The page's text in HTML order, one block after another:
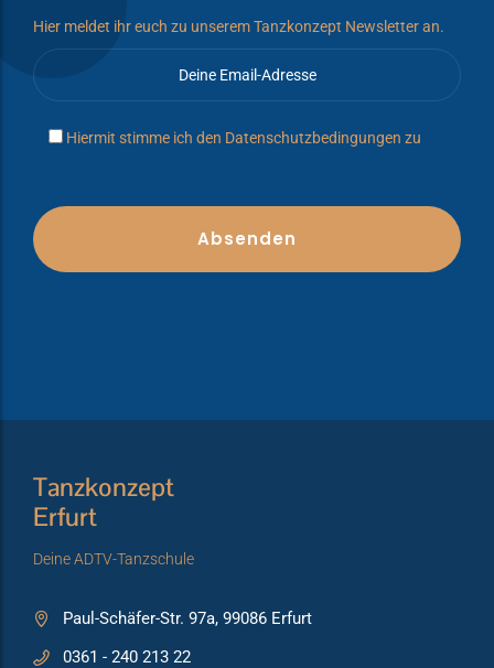
Hier meldet ihr euch zu unserem Tanzkonzept Newsletter an.
Hiermit stimme ich den Datenschutzbedingungen zu
Tanzkonzept
Erfurt
Deine ADTV-Tanzschule
Paul-Schäfer-Str. 97a, 99086 Erfurt
0361 - 240 213 22